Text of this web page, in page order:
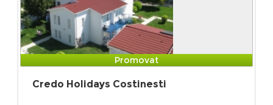
Promovat
Credo Holidays Costinesti